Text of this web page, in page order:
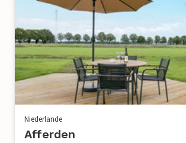
Niederlande
Afferden